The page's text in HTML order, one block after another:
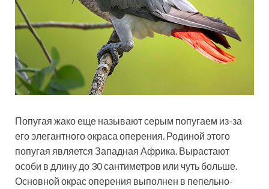
Попугая жако еще называют серым попугаем из-за
его элегантного окраса оперения. Родиной этого
попугая является Западная Африка. Вырастают
особи в длину до 30 сантиметров или чуть больше.
Основной окрас оперения выполнен в пепельно-